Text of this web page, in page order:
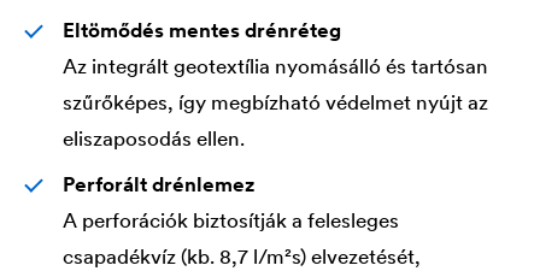
Eltömődés mentes drénréteg
Az integrált geotextília nyomásálló és tartósan
szűrőképes, így megbízható védelmet nyújt az
eliszaposodás ellen.
Perforált drénlemez
A perforációk biztosítják a felesleges
csapadékvíz (kb. 8,7 l/m²s) elvezetését,